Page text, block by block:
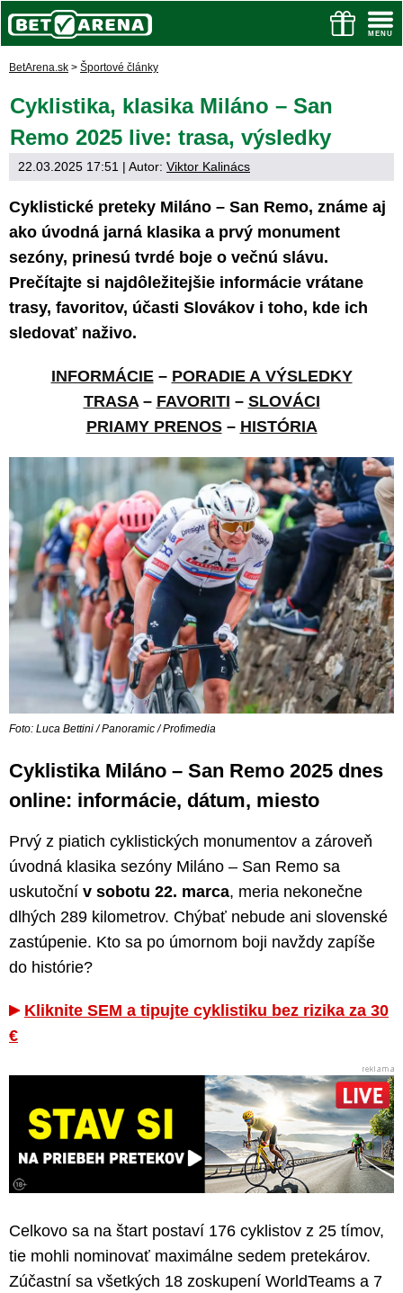
BetArena.sk > Športové články
Cyklistika, klasika Miláno – San
Remo 2025 live: trasa, výsledky
22.03.2025 17:51 | Autor: Viktor Kalinács
Cyklistické preteky Miláno – San Remo, známe aj
ako úvodná jarná klasika a prvý monument
sezóny, prinesú tvrdé boje o večnú slávu.
Prečítajte si najdôležitejšie informácie vrátane
trasy, favoritov, účasti Slovákov i toho, kde ich
sledovať naživo.
INFORMÁCIE– PORADIE A VÝSLEDKY
TRASA– FAVORITI – SLOVÁCI
PRIAMY PRENOS– HISTÓRIA
Foto: Luca Bettini / Panoramic / Profimedia
Cyklistika Miláno – San Remo 2025 dnes
online: informácie, dátum, miesto
Prvý z piatich cyklistických monumentov a zároveň
úvodná klasika sezóny Miláno – San Remo sa
uskutoční v sobotu 22. marca, meria nekonečne
dlhých 289 kilometrov. Chýbať nebude ani slovenské
zastúpenie. Kto sa po úmornom boji navždy zapíše
do histórie?
Kliknite SEM a tipujte cyklistiku bez rizika za 30
€
Celkovo sa na štart postaví 176 cyklistov z 25 tímov,
tie mohli nominovať maximálne sedem pretekárov.
Zúčastní sa všetkých 18 zoskupení WorldTeams a 7